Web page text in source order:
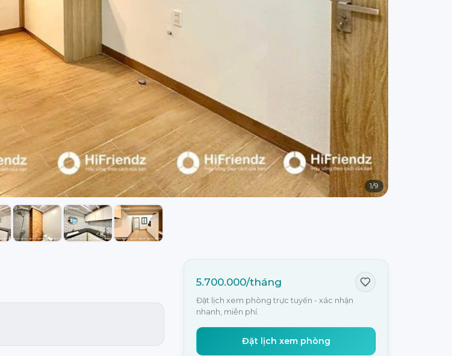
1/9
5.700.000/tháng
Đặt lịch xem phòng trực tuyến - xác nhận
nhanh, miễn phí.
Đặt lịch xem phòng